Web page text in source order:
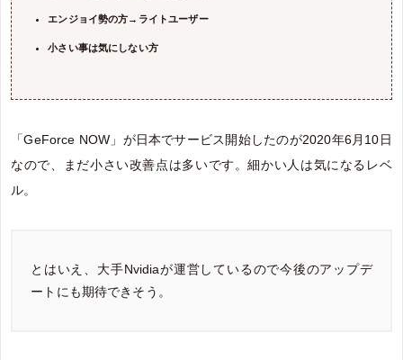
エンジョイ勢の方→ライトユーザー
小さい事は気にしない方
「GeForce NOW」が日本でサービス開始したのが2020年6月10日
なので、まだ小さい改善点は多いです。細かい人は気になるレベ
ル。
とはいえ、大手Nvidiaが運営しているので今後のアップデ
ートにも期待できそう。